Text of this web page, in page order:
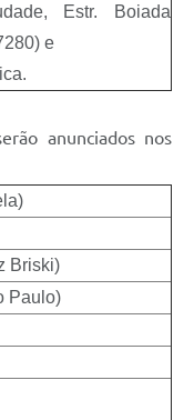
Estr. Boiada
e
anunciados nos
Briski)
Paulo)